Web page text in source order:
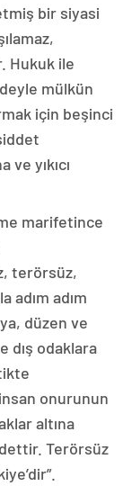
bir siyasi
Hukuk ile
mülkün
için beşinci
yıkıcı
marifetince
terörsüz,
adım adım
düzen ve
dış odaklara
onurunun
altına
Terörsüz